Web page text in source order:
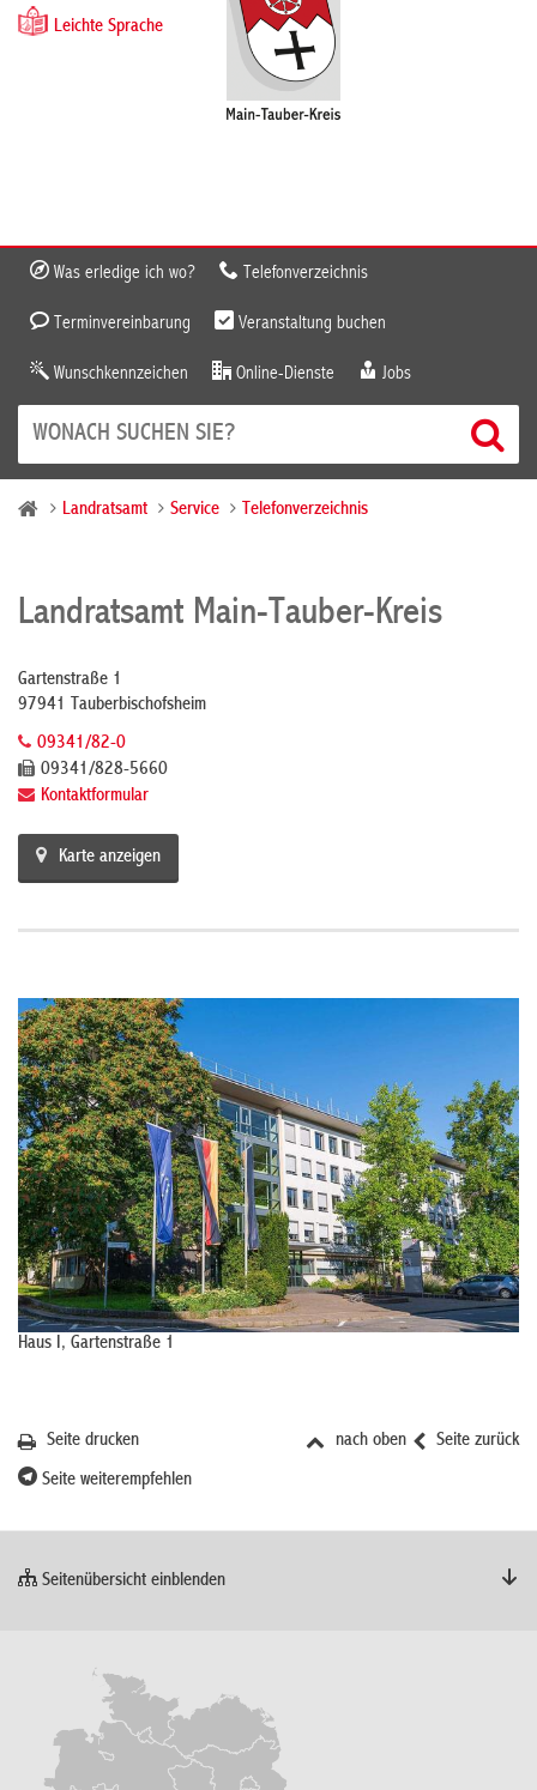
Leichte Sprache
Was erledige ich wo? Telefonverzeichnis
Terminvereinbarung Veranstaltung buchen
Wunschkennzeichen Online-Dienste Jobs
Landratsamt Service Telefonverzeichnis
Landratsamt Main-Tauber-Kreis
Gartenstraße 1
97941 Tauberbischofsheim
09341/82-0
09341/828-5660
Kontaktformular
Karte anzeigen
Haus I, Gartenstraße 1
Seite zurück
nach oben
Seite drucken
Seite weiterempfehlen
Seitenübersicht einblenden